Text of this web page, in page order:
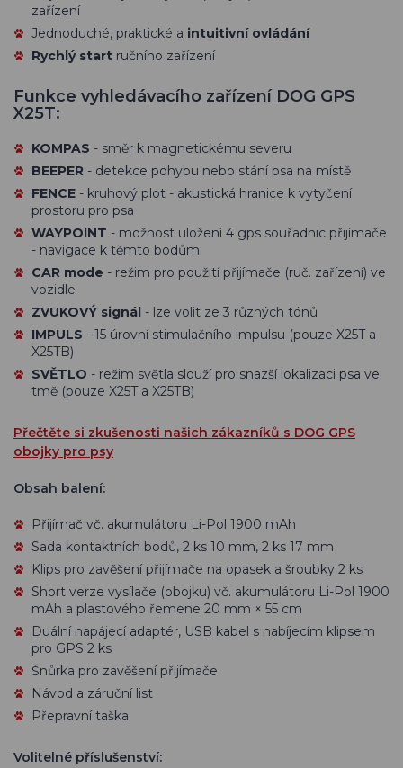
zařízení
Jednoduché, praktické a intuitivní ovládání
Rychlý start ručního zařízení
Funkce vyhledávacího zařízení DOG GPS
X25T:
KOMPAS - směr k magnetickému severu
BEEPER - detekce pohybu nebo stání psa na místě
FENCE - kruhový plot - akustická hranice k vytyčení
prostoru pro psa
WAYPOINT - možnost uložení 4 gps souřadnic přijímače
- navigace k těmto bodům
CAR mode - režim pro použití přijímače (ruč. zařízení) ve
vozidle
ZVUKOVÝ signál - lze volit ze 3 různých tónů
IMPULS - 15 úrovní stimulačního impulsu (pouze X25T a
X25TB)
SVĚTLO - režim světla slouží pro snazší lokalizaci psa ve
tmě (pouze X25T a X25TB)
Přečtěte si zkušenosti našich zákazníků s DOG GPS
obojky pro psy
Obsah balení:
Přijímač vč. akumulátoru Li-Pol 1900 mAh
Sada kontaktních bodů, 2 ks 10 mm, 2 ks 17 mm
Klips pro zavěšení přijímače na opasek a šroubky 2 ks
Short verze vysílače (obojku) vč. akumulátoru Li-Pol 1900
mAh a plastového řemene 20 mm × 55 cm
Duální napájecí adaptér, USB kabel s nabíjecím klipsem
pro GPS 2 ks
Šnůrka pro zavěšení přijímače
Návod a záruční list
Přepravní taška
Volitelné příslušenství: